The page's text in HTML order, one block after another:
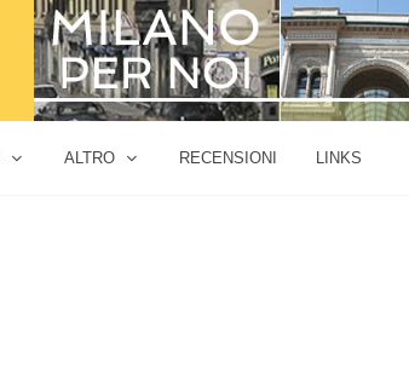
ALTRO RECENSIONI LINKS